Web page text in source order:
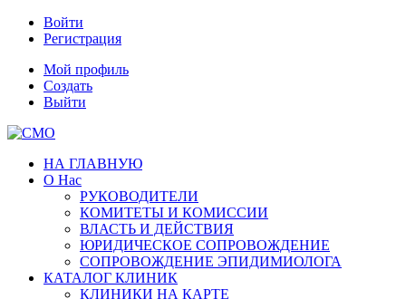
Войти
Регистрация
Мой профиль
Создать
Выйти
НА ГЛАВНУЮ
О Нас
РУКОВОДИТЕЛИ
КОМИТЕТЫ И КОМИССИИ
ВЛАСТЬ И ДЕЙСТВИЯ
ЮРИДИЧЕСКОЕ СОПРОВОЖДЕНИЕ
СОПРОВОЖДЕНИЕ ЭПИДИМИОЛОГА
КАТАЛОГ КЛИНИК
КЛИНИКИ НА КАРТЕ